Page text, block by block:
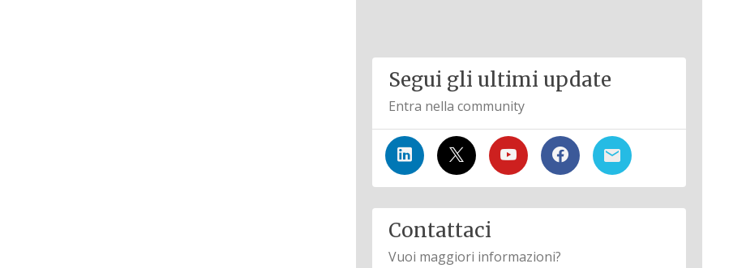
Segui gli ultimi update
Entra nella community
Contattaci
Vuoi maggiori informazioni?